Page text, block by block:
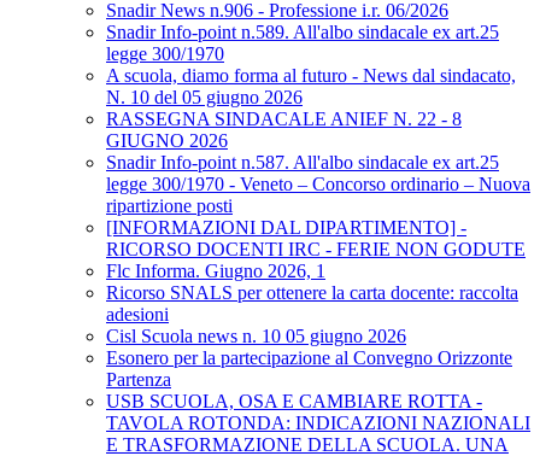
Snadir News n.906 - Professione i.r. 06/2026
Snadir Info-point n.589. All'albo sindacale ex art.25
legge 300/1970
A scuola, diamo forma al futuro - News dal sindacato,
N. 10 del 05 giugno 2026
RASSEGNA SINDACALE ANIEF N. 22 - 8
GIUGNO 2026
Snadir Info-point n.587. All'albo sindacale ex art.25
legge 300/1970 - Veneto – Concorso ordinario – Nuova
ripartizione posti
[INFORMAZIONI DAL DIPARTIMENTO] -
RICORSO DOCENTI IRC - FERIE NON GODUTE
Flc Informa. Giugno 2026, 1
Ricorso SNALS per ottenere la carta docente: raccolta
adesioni
Cisl Scuola news n. 10 05 giugno 2026
Esonero per la partecipazione al Convegno Orizzonte
Partenza
USB SCUOLA, OSA E CAMBIARE ROTTA -
TAVOLA ROTONDA: INDICAZIONI NAZIONALI
E TRASFORMAZIONE DELLA SCUOLA. UNA